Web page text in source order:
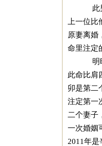
此
上一位
原妻离婚
命里注定
明
此命比肩
卯是第二
注定第一
二个妻子
一次婚姻
2011年